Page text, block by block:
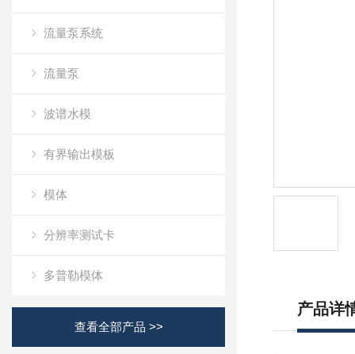
流量泵系统
流量泵
波谱水模
有界输出模板
模体
分辨率测试卡
多普勒模体
查看全部产品 >>
产品详